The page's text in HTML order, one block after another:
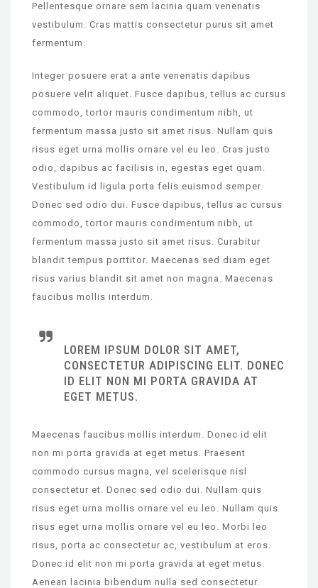
Pellentesque ornare sem lacinia quam venenatis
vestibulum. Cras mattis consectetur purus sit amet
fermentum.
Integer posuere erat a ante venenatis dapibus
posuere velit aliquet. Fusce dapibus, tellus ac cursus
commodo, tortor mauris condimentum nibh, ut
fermentum massa justo sit amet risus. Nullam quis
risus eget urna mollis ornare vel eu leo. Cras justo
odio, dapibus ac facilisis in, egestas eget quam.
Vestibulum id ligula porta felis euismod semper.
Donec sed odio dui. Fusce dapibus, tellus ac cursus
commodo, tortor mauris condimentum nibh, ut
fermentum massa justo sit amet risus. Curabitur
blandit tempus porttitor. Maecenas sed diam eget
risus varius blandit sit amet non magna. Maecenas
faucibus mollis interdum.
LOREM IPSUM DOLOR SIT AMET,
CONSECTETUR ADIPISCING ELIT. DONEC
ID ELIT NON MI PORTA GRAVIDA AT
EGET METUS.
Maecenas faucibus mollis interdum. Donec id elit
non mi porta gravida at eget metus. Praesent
commodo cursus magna, vel scelerisque nisl
consectetur et. Donec sed odio dui. Nullam quis
risus eget urna mollis ornare vel eu leo. Nullam quis
risus eget urna mollis ornare vel eu leo. Morbi leo
risus, porta ac consectetur ac, vestibulum at eros.
Donec id elit non mi porta gravida at eget metus.
Aenean lacinia bibendum nulla sed consectetur.